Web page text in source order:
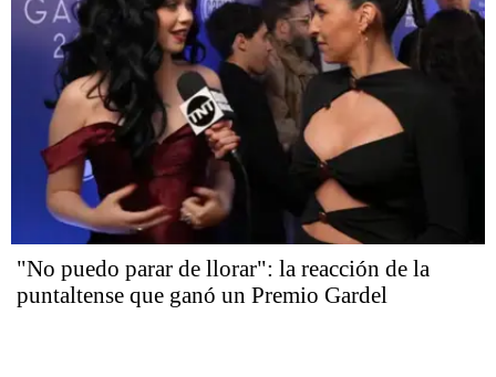
"No puedo parar de llorar": la reacción de la
puntaltense que ganó un Premio Gardel